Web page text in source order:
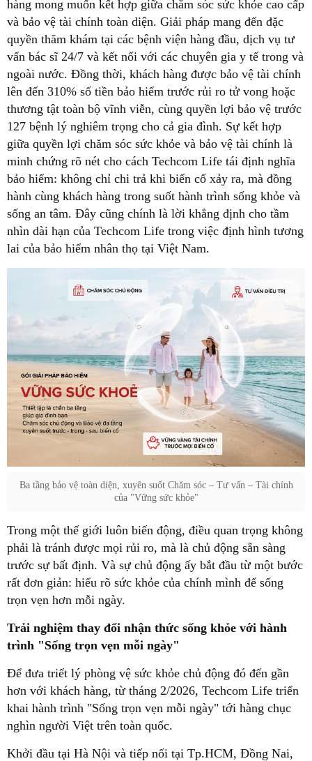
hàng mong muốn kết hợp giữa chăm sóc sức khỏe cao cấp
và bảo vệ tài chính toàn diện. Giải pháp mang đến đặc
quyền thăm khám tại các bệnh viện hàng đầu, dịch vụ tư
vấn bác sĩ 24/7 và kết nối với các chuyên gia y tế trong và
ngoài nước. Đồng thời, khách hàng được bảo vệ tài chính
lên đến 310% số tiền bảo hiểm trước rủi ro tử vong hoặc
thương tật toàn bộ vĩnh viễn, cùng quyền lợi bảo vệ trước
127 bệnh lý nghiêm trọng cho cả gia đình. Sự kết hợp
giữa quyền lợi chăm sóc sức khỏe và bảo vệ tài chính là
minh chứng rõ nét cho cách Techcom Life tái định nghĩa
bảo hiểm: không chỉ chi trả khi biến cố xảy ra, mà đồng
hành cùng khách hàng trong suốt hành trình sống khỏe và
sống an tâm. Đây cũng chính là lời khẳng định cho tầm
nhìn dài hạn của Techcom Life trong việc định hình tương
lai của bảo hiểm nhân thọ tại Việt Nam.
Ba tầng bảo vệ toàn diện, xuyên suốt Chăm sóc – Tư vấn – Tài chính
của "Vững sức khỏe"
Trong một thế giới luôn biến động, điều quan trọng không
phải là tránh được mọi rủi ro, mà là chủ động sẵn sàng
trước sự bất định. Và sự chủ động ấy bắt đầu từ một bước
rất đơn giản: hiểu rõ sức khỏe của chính mình để sống
trọn vẹn hơn mỗi ngày.
Trải nghiệm thay đổi nhận thức sống khỏe với hành
trình "Sống trọn vẹn mỗi ngày"
Để đưa triết lý phòng vệ sức khỏe chủ động đó đến gần
hơn với khách hàng, từ tháng 2/2026, Techcom Life triển
khai hành trình "Sống trọn vẹn mỗi ngày" tới hàng chục
nghìn người Việt trên toàn quốc.
Khởi đầu tại Hà Nội và tiếp nối tại Tp.HCM, Đồng Nai,